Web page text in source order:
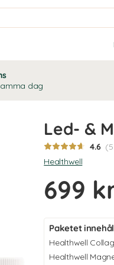
dag
Led- &
4.6
Healthwell
699
Paketet
Healthwell
Healthwell